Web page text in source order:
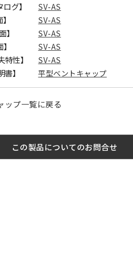
グ】 SV-AS
SV-AS
】 SV-AS
SV-AS
性】 SV-AS
】 平型ベントキャップ
ップ一覧に戻る
この製品についてのお問合せ